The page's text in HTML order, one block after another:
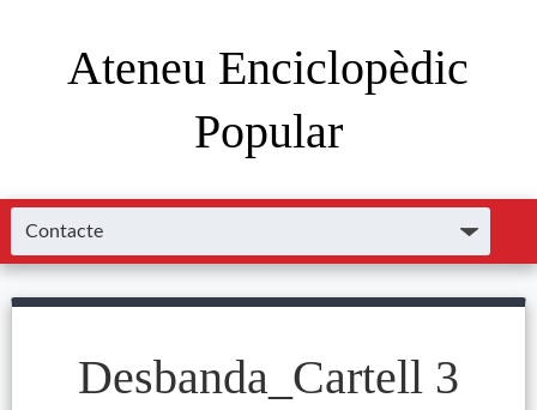
Ateneu Enciclopèdic
Popular
Desbanda_Cartell 3